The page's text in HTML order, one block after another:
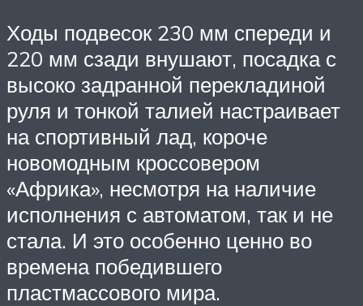
Ходы подвесок 230 мм спереди и
220 мм сзади внушают, посадка с
высоко задранной перекладиной
руля и тонкой талией настраивает
на спортивный лад, короче
новомодным кроссовером
«Африка», несмотря на наличие
исполнения с автоматом, так и не
стала. И это особенно ценно во
времена победившего
пластмассового мира.